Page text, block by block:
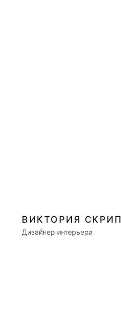
ВИКТОРИЯ
Дизайнер интерьера